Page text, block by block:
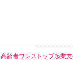
高齢者ワンストップ起業